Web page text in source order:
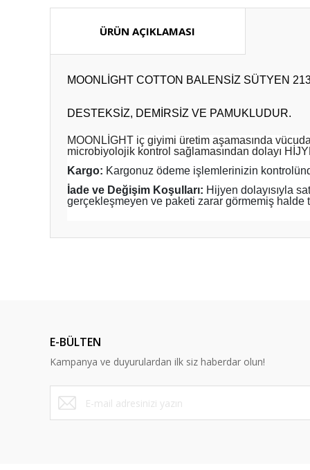
ÜRÜN AÇIKLAMASI
MOONLİGHT COTTON BALENSİZ SÜTYEN
DESTEKSİZ, DEMİRSİZ VE PAMUKLUDUR.
MOONLİGHT iç giyimi üretim aşamasında
microbiyolojik kontrol sağlamasından dolayı
Kargo: Kargonuz ödeme işlemlerinizin
İade ve Değişim Koşulları: Hijyen dolayısıyla
gerçekleşmeyen ve paketi zarar görmemiş halde
Ürün bilgilerinde hatalar bulunuyor.
Ürün fiyatı diğer sitelerden daha pahalı.
Bu ürüne benzer farklı alternatifler olmalı.
E-BÜLTEN
Kampanya ve duyurulardan ilk siz haberdar olun!